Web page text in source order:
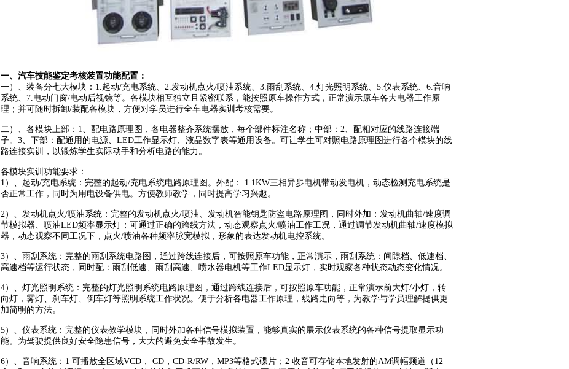
一、汽车技能鉴定考核装置功能配置：
一）、装备分七大模块：1.起动/充电系统、2.发动机点火/喷油系统、3.雨刮系统、4.灯光照明系统、5.仪表系统、6.音响
系统、7.电动门窗/电动后视镜等。各模块相互独立且紧密联系，能按照原车操作方式，正常演示原车各大电器工作原
理；并可随时拆卸/装配各模块，方便对学员进行全车电器实训考核需要。
二）、各模块上部：1、配电路原理图，各电器整齐系统摆放，每个部件标注名称；中部：2、配相对应的线路连接端
子。3、下部：配通用的电源、LED工作显示灯、液晶数字表等通用设备。可让学生可对照电路原理图进行各个模块的线
路连接实训，以锻炼学生实际动手和分析电路的能力。
各模块实训功能要求：
1）、起动/充电系统：完整的起动/充电系统电路原理图。外配： 1.1KW三相异步电机带动发电机，动态检测充电系统是
否正常工作，同时为用电设备供电。方便教师教学，同时提高学习兴趣。
2）、发动机点火/喷油系统：完整的发动机点火/喷油、发动机智能钥匙防盗电路原理图，同时外加：发动机曲轴/速度调
节模拟器、喷油LED频率显示灯；可通过正确的跨线方法，动态观察点火/喷油工作工况，通过调节发动机曲轴/速度模拟
器，动态观察不同工况下，点火/喷油各种频率脉宽模拟，形象的表达发动机电控系统。
3）、雨刮系统：完整的雨刮系统电路图，通过跨线连接后，可按照原车功能，正常演示，雨刮系统：间隙档、低速档、
高速档等运行状态，同时配：雨刮低速、雨刮高速、喷水器电机等工作LED显示灯，实时观察各种状态动态变化情况。
4）、灯光照明系统：完整的灯光照明系统电路原理图，通过跨线连接后，可按照原车功能，正常演示前大灯/小灯，转
向灯，雾灯、刹车灯、倒车灯等照明系统工作状况。便于分析各电器工作原理，线路走向等，为教学与学员理解提供更
加简明的方法。
5）、仪表系统：完整的仪表教学模块，同时外加各种信号模拟装置，能够真实的展示仪表系统的各种信号提取显示功
能。为驾驶提供良好安全隐患信号，大大的避免安全事故发生。
6）、音响系统：1 可播放全区域VCD， CD，CD-R/RW，MP3等格式碟片；2 收音可存储本地发射的AM调幅频道（12